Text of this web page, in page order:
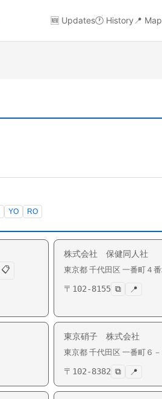
🆕 Updates🕐 History 📍
YO RO
📋
株式会社 保健同人社
東京都 千代田区 一番町 ４
〒 102-8155 ⧉ 📍
東京硝子 株式会社
東京都 千代田区 一番町 ６
〒 102-8382 ⧉ 📍